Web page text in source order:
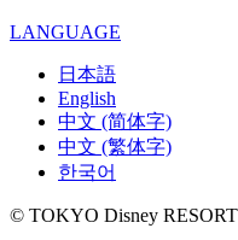
LANGUAGE
日本語
English
中文 (简体字)
中文 (繁体字)
한국어
© TOKYO Disney